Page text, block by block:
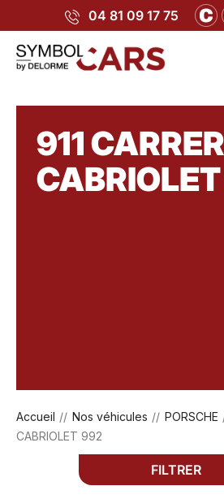
04 81 09 17 75
911
Accueil Nos véhicules PORSCHE
CABRIOLET 992
FILTRER